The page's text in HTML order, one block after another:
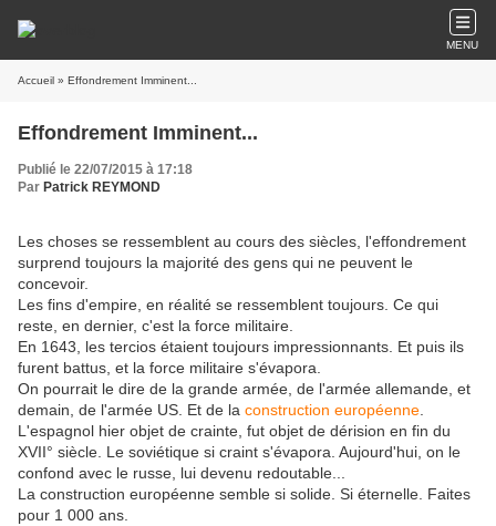
MENU
Accueil » Effondrement Imminent...
Effondrement Imminent...
Publié le 22/07/2015 à 17:18
Par Patrick REYMOND
Les choses se ressemblent au cours des siècles, l'effondrement
surprend toujours la majorité des gens qui ne peuvent le
concevoir.
Les fins d'empire, en réalité se ressemblent toujours. Ce qui
reste, en dernier, c'est la force militaire.
En 1643, les tercios étaient toujours impressionnants. Et puis ils
furent battus, et la force militaire s'évapora.
On pourrait le dire de la grande armée, de l'armée allemande, et
demain, de l'armée US. Et de la construction européenne
L'espagnol hier objet de crainte, fut objet de dérision en fin du
XVII° siècle. Le soviétique si craint s'évapora. Aujourd'hui, on le
confond avec le russe, lui devenu redoutable...
La construction européenne semble si solide. Si éternelle. Faites
pour 1 000 ans.